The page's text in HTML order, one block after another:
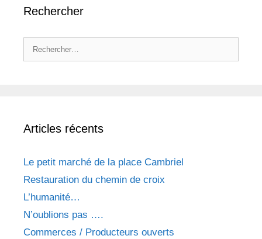
Rechercher
Rechercher :
Articles récents
Le petit marché de la place Cambriel
Restauration du chemin de croix
L’humanité…
N’oublions pas ….
Commerces / Producteurs ouverts